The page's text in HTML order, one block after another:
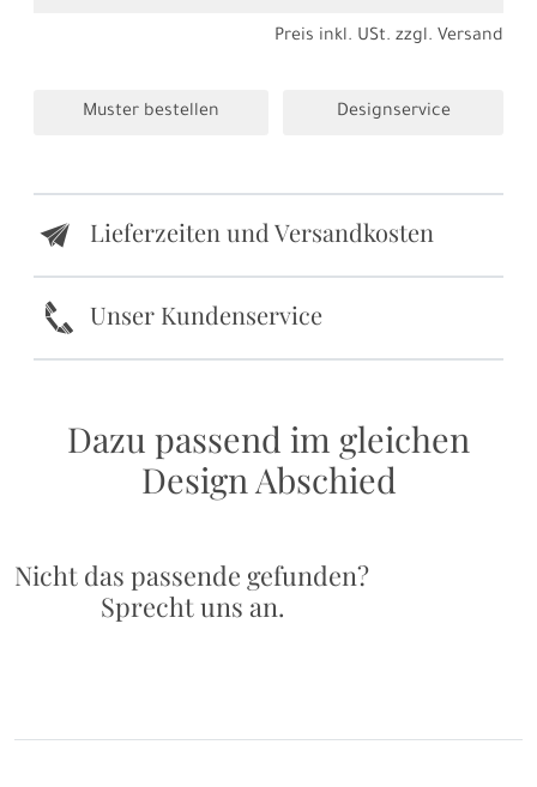
Preis inkl. USt. zzgl. Versand
Muster bestellen Designservice
e Lieferzeiten und Versandkosten
k Unser Kundenservice
Dazu passend im gleichen
Design Abschied
Nicht das passende gefunden?
Sprecht uns an.